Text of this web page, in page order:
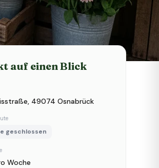
auf einen Blick
49074 Osnabrück
geschlossen
Woche